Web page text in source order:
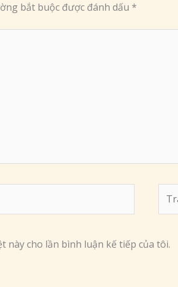
bắt buộc được đánh dấu *
web
này cho lần bình luận kế tiếp của tôi.